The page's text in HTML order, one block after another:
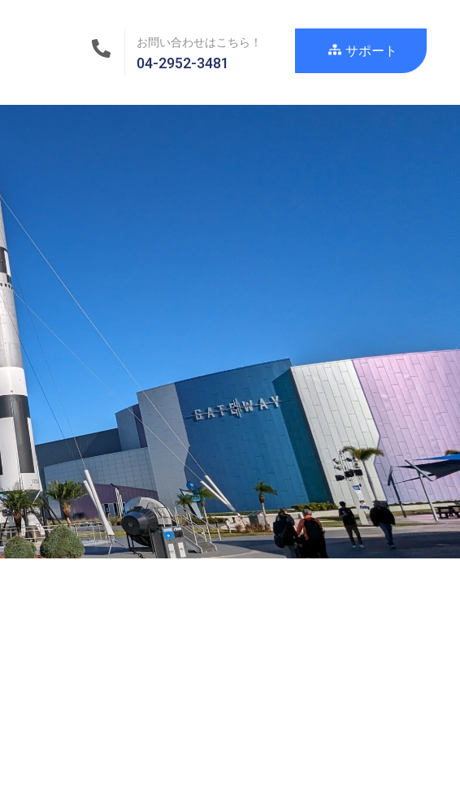
お問い合わせはこちら！
04-2952-3481
サポート